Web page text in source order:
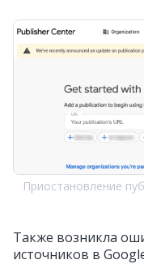
Приостановление
Также возникла
источников в